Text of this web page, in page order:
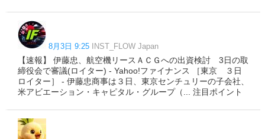
8月3日 9:25 INST_FLOW Japan
【速報】 伊藤忠、航空機リースＡＣＧへの出資検討 3日の取
締役会で審議(ロイター) - Yahoo!ファイナンス ［東京 ３日
ロイター］ - 伊藤忠商事は３日、東京セ‌ンチュリーの⁠子会社、
米アビエーション・キ​ャピタル・グループ（... 注目ポイント